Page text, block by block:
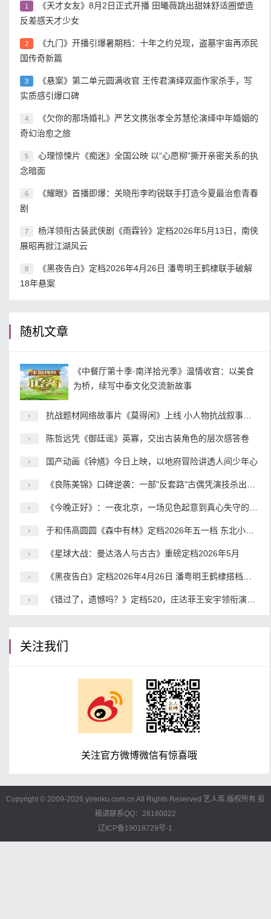
1
《天才女友》8月2日正式开播 田曦薇跳出甜妹舒适圈塑造
反差感天才少女
2
《九门》开播引爆暑期档：十年之约兑现，盗墓宇宙再添民
国传奇新篇
3
《悬案》第二单元圆满收官 王传君演绎双面作家杀手，写
实质感引爆口碑
4
《欠你的那场婚礼》严艺文携张孝全苏慧伦演绎中年婚姻的
奇幻治愈之旅
5
心理惊悚片《痴迷》全国公映 以“心愿柳”撕开亲密关系的执
念暗面
6
《耀眼》首播即爆：关晓彤李昀锐联手打造今夏最治愈青春
剧
7
杨洋领衔古装武侠剧《雨霖铃》定档2026年5月13日，南侠
展昭再掀江湖风云
8
《黑夜告白》定档2026年4月26日 潘粤明王鹤棣联手破解
18年悬案
随机文章
《中餐厅第十季·南洋拾光季》温情收官：以美食
为桥，续写中泰文化交流新故事
抗战题材网络故事片《莫得闲》上线 小人物抗战叙事开辟内容新赛道
陈哲远凭《御廷谣》英寡，交出古装角色的层次感答卷
国产动画《钟馗》今日上映，以地府冒险讲透人间少年心
《良陈美锦》口碑逆袭：一部"反套路"古偶凭演技杀出重围
《今晚正好》：一夜北京，一场见色起意到真心失守的都市冒险
于和伟高圆圆《森中有林》定档2026年五一档 东北小人物命运史诗震撼来袭
《星球大战：曼达洛人与古古》重磅定档2026年5月
《黑夜告白》定档2026年4月26日 潘粤明王鹤棣搭档破解18年电梯悬案
《错过了，遗憾吗？》定档520，庄达菲王安宇领衔演绎青春爱情喜剧
关注我们
关注官方微博微信有惊喜哦
Copyright © 2009-2026 yirenku.com.cn All Rights Reserved 艺人库 版权所有 投
稿请联系QQ：28180022
辽ICP备19018729号-1